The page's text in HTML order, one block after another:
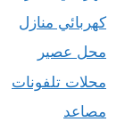
كهربائي منازل
محل عصير
محلات تلفونات
مصاعد